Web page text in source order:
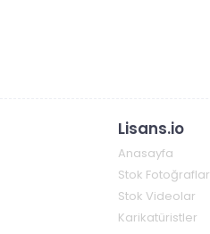
Lisans.io
Anasayfa
Stok Fotoğraflar
Stok Videolar
Karikatüristler